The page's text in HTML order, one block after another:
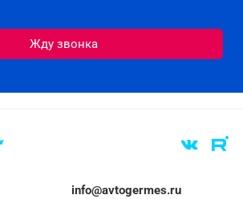
info@avtogermes.ru